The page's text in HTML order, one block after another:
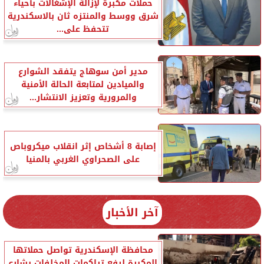
حملات مكبرة لإزالة الإشغالات بأحياء
شرق ووسط والمنتزه ثان بالاسكندرية
تتحفظ على...
مدير أمن سوهاج يتفقد الشوارع
والميادين لمتابعة الحالة الأمنية
والمرورية وتعزيز الانتشار...
إصابة 8 أشخاص إثر انقلاب ميكروباص
على الصحراوي الغربي بالمنيا
آخر الأخبار
محافظة الإسكندرية تواصل حملاتها